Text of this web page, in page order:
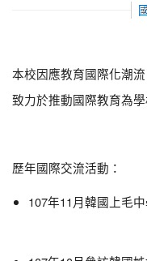
本校因應教育國際化潮
致力於推動國際教育為
歷年國際交流活動：
107年11月韓國上毛